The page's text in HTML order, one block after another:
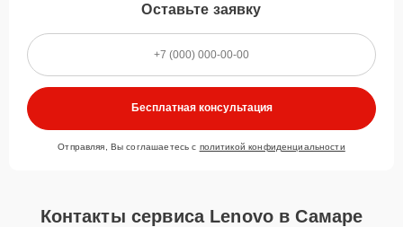
Оставьте заявку
Бесплатная консультация
Отправляя, Вы соглашаетесь с политикой конфиденциальности
Контакты сервиса Lenovo в Самаре